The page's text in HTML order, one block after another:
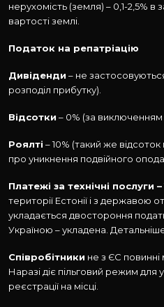
нерухомість (земля) – 0,1-2,5% в
вартості землі.
Податок на репатріацію
Дивіденди – не
розподіл прибутку).
Відсотки – 0% (за виключенням
Роялті – 10% (такий же
про уникнення подвійного
Платежі за технічні послуги –
території Естонії і з державою
укладається двостороння
Україною – укладена.
Співробітники не з ЄС повинні
Наразі діє пільговий режим для
реєстрації на місці.